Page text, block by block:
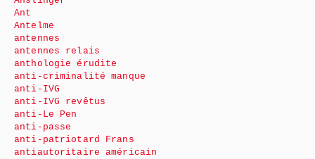
Ant
Antelme
antennes
antennes relais
anthologie érudite
anti-criminalité manque
anti-IVG
anti-IVG revêtus
anti-Le Pen
anti-passe
anti-patriotard Frans
antiautoritaire américain